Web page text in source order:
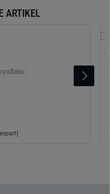
ARTIKEL
Option ist zurzeit nicht verfügbar.)